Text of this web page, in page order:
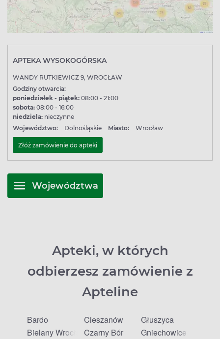
APTEKA WYSOKOGÓRSKA
WANDY RUTKIEWICZ 9, WROCŁAW
Godziny otwarcia:
poniedziałek - piątek: 08:00 - 21:00
sobota: 08:00 - 16:00
niedziela: nieczynne
Województwo:
Dolnośląskie Miasto: Wrocław
Złóż zamówienie do apteki
Województwa
Apteki, w których
odbierzesz zamówienie z
Apteline
Bardo
Bielany Wrocławskie
Cieszanów
Czarny Bór
Głuszyca
Gniechowice